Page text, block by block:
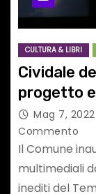
CULTURA & LIBRI
Cividale
progetto
Mag 7, 2022
Commento
Il Comune
multimediali
inediti del